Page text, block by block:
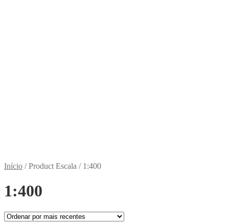
Início /Product Escala / 1:400
1:400